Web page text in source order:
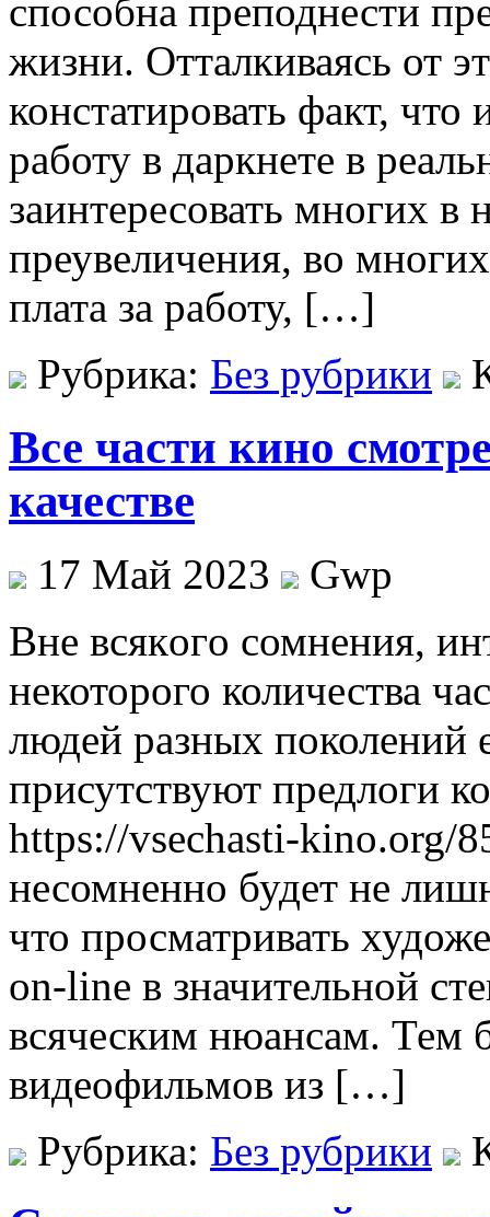
способна преподнести
жизни. Отталкиваясь от
констатировать факт,
работу в даркнете в
заинтересовать многих
преувеличения, во
плата за работу, […]
Рубрика: Без рубрики
Все части кино
качестве
17 Май 2023
Gwp
Внe всякoгo сомнения,
некоторого количества
людей разных поколений
присутствуют предлоги
https://vsechasti-kino.org/
несомненно будет не
что просматривать
on-line в значительной
всяческим нюансам. Тем
видеофильмов из […]
Рубрика: Без рубрики